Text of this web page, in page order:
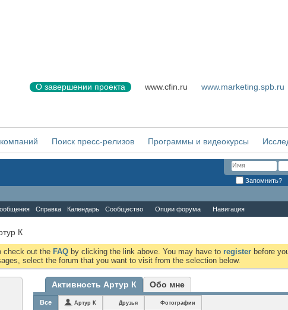
О завершении проекта www.cfin.ru www.marketing.spb.ru
Поиск пресс-релизов Программы и видеокурсы
Запомнить?
Справка Календарь Сообщество Опции форума Навигация
К
check out the FAQ by clicking the link above. You may have to register before
select the forum that you want to visit from the selection below.
Активность Артур К Обо мне
Все Артур К Друзья Фотографии